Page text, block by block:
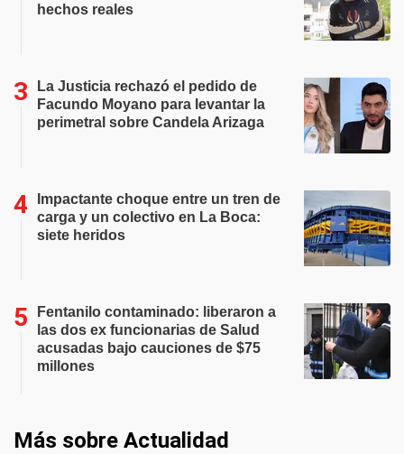
hechos reales
La Justicia rechazó el pedido de
Facundo Moyano para levantar la
perimetral sobre Candela Arizaga
Impactante choque entre un tren de
carga y un colectivo en La Boca:
siete heridos
Fentanilo contaminado: liberaron a
las dos ex funcionarias de Salud
acusadas bajo cauciones de $75
millones
Más sobre Actualidad